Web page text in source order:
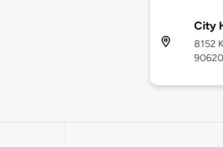
City
8152
90620